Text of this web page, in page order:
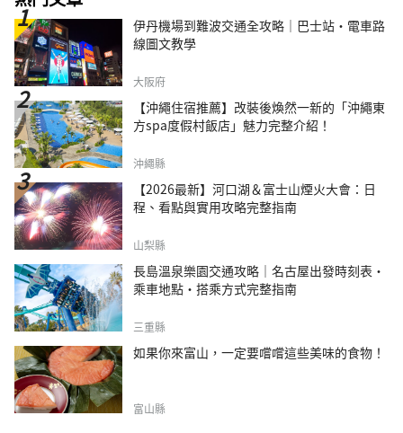
伊丹機場到難波交通全攻略｜巴士站・電車路
線圖文教學
大阪府
【沖繩住宿推薦】改裝後煥然一新的「沖繩東
方spa度假村飯店」魅力完整介紹！
沖繩縣
【2026最新】河口湖＆富士山煙火大會：日
程、看點與實用攻略完整指南
山梨縣
長島溫泉樂園交通攻略｜名古屋出發時刻表・
乘車地點・搭乘方式完整指南
三重縣
如果你來富山，一定要嚐嚐這些美味的食物！
富山縣